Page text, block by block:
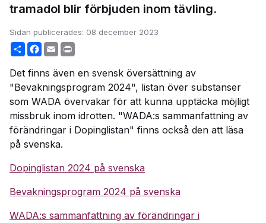
tramadol blir förbjuden inom tävling.
Sidan publicerades: 08 december 2023
ShareFacebook
Email
Det finns även en svensk översättning av
"Bevakningsprogram 2024", listan över substanser
som WADA övervakar för att kunna upptäcka möjligt
missbruk inom idrotten. "WADA:s sammanfattning av
förändringar i Dopinglistan" finns också den att läsa
på svenska.
Dopinglistan 2024 på svenska
Bevakningsprogram 2024 på svenska
WADA:s sammanfattning av förändringar i